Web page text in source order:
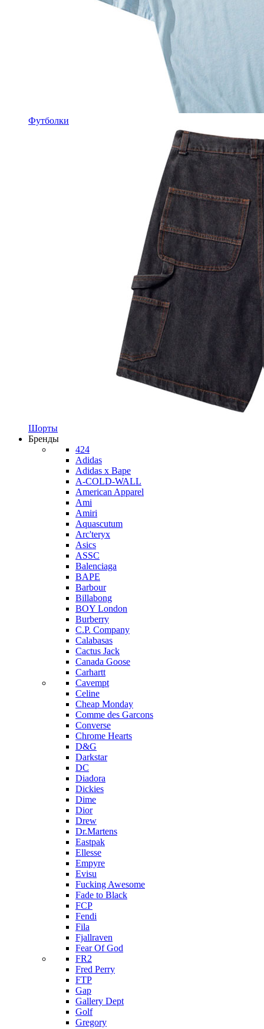
Футболки
Шорты
Бренды
424
Adidas
Adidas x Bape
A-COLD-WALL
American Apparel
Ami
Amiri
Aquascutum
Arc'teryx
Asics
ASSC
Balenciaga
BAPE
Barbour
Billabong
BOY London
Burberry
C.P. Company
Calabasas
Cactus Jack
Canada Goose
Carhartt
Cavempt
Celine
Cheap Monday
Comme des Garcons
Converse
Chrome Hearts
D&G
Darkstar
DC
Diadora
Dickies
Dime
Dior
Drew
Dr.Martens
Eastpak
Ellesse
Empyre
Evisu
Fucking Awesome
Fade to Black
FCP
Fendi
Fila
Fjallraven
Fear Of God
FR2
Fred Perry
FTP
Gap
Gallery Dept
Golf
Gregory